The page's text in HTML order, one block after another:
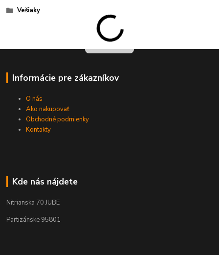
Vešiaky
Informácie pre zákazníkov
O nás
Ako nakupovať
Obchodné podmienky
Kontakty
Kde nás nájdete
Nitrianska 70 JUBE
Partizánske 95801